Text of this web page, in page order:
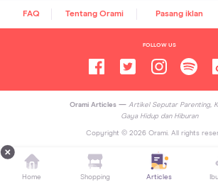
FAQ Tentang Orami Pasang iklan
FOLLOW US
Orami Articles — Artikel Seputar Parenting,
Gaya Hidup dan Hiburan
Copyright © 2026Orami. All rights
Home Shopping Articles